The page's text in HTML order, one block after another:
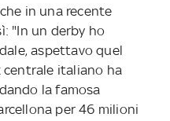
in una recente
"In un derby ho
aspettavo quel
centrale italiano ha
la famosa
per 46 milioni